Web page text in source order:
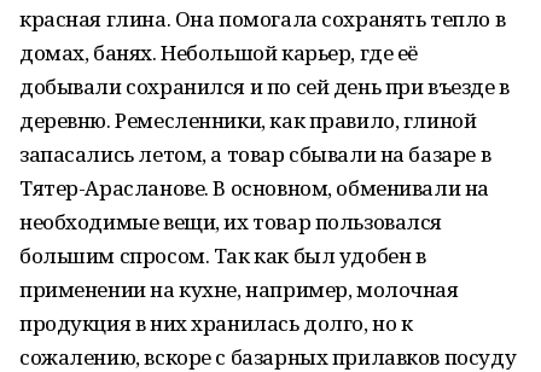
красная глина. Она помогала сохранять тепло в
домах, банях. Небольшой карьер, где её
добывали сохранился и по сей день при въезде в
деревню. Ремесленники, как правило, глиной
запасались летом, а товар сбывали на базаре в
Тятер-Арасланове. В основном, обменивали на
необходимые вещи, их товар пользовался
большим спросом. Так как был удобен в
применении на кухне, например, молочная
продукция в них хранилась долго, но к
сожалению, вскоре с базарных прилавков посуду